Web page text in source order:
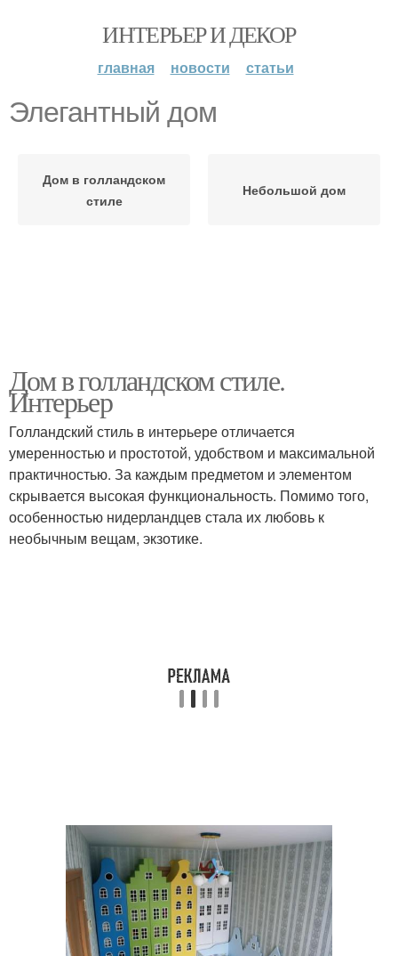
ИНТЕРЬЕР И ДЕКОР
главная новости статьи
Элегантный дом
Дом в голландском
стиле
Небольшой дом
Дом в голландском стиле.
Интерьер
Голландский стиль в интерьере отличается
умеренностью и простотой, удобством и максимальной
практичностью. За каждым предметом и элементом
скрывается высокая функциональность. Помимо того,
особенностью нидерландцев стала их любовь к
необычным вещам, экзотике.